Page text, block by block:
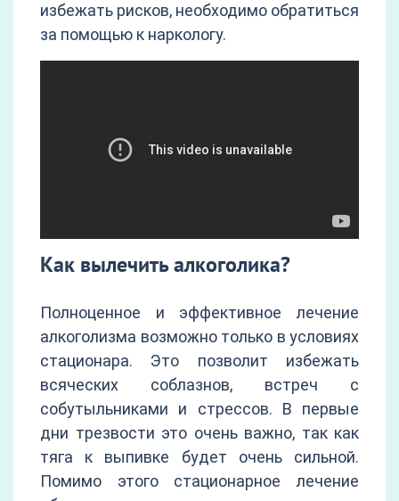
избежать рисков, необходимо обратиться
за помощью к наркологу.
Как вылечить алкоголика?
Полноценное и эффективное лечение
алкоголизма возможно только в условиях
стационара. Это позволит избежать
всяческих соблазнов, встреч с
собутыльниками и стрессов. В первые
дни трезвости это очень важно, так как
тяга к выпивке будет очень сильной.
Помимо этого стационарное лечение